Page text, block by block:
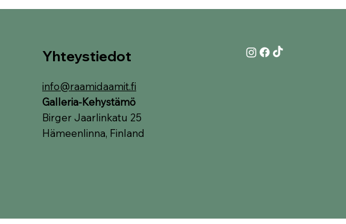
Yhteystiedot
info@raamidaamit.fi
Galleria-Kehystämö
Birger Jaarlinkatu 25
Hämeenlinna, Finland